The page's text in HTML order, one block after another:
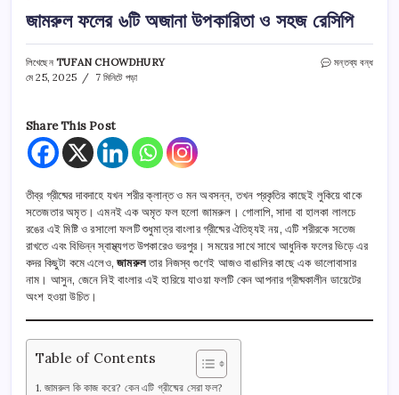
জামরুল ফলের ৬টি অজানা উপকারিতা ও সহজ রেসিপি
লিখেছেন TUFAN CHOWDHURY
মে 25, 2025
7 মিনিটে পড়া
জামরুল
মন্তব্য বন্ধ
Share This Post
তীব্র গ্রীষ্মের দাবদাহে যখন শরীর ক্লান্ত ও মন অবসন্ন, তখন প্রকৃতির কাছেই লুকিয়ে থাকে
সতেজতার অমৃত। এমনই এক অমৃত ফল হলো জামরুল। গোলাপি, সাদা বা হালকা লালচে
রঙের এই মিষ্টি ও রসালো ফলটি শুধুমাত্র বাংলার গ্রীষ্মের ঐতিহ্যই নয়, এটি শরীরকে সতেজ
রাখতে এবং বিভিন্ন স্বাস্থ্যগত উপকারেও ভরপুর। সময়ের সাথে সাথে আধুনিক ফলের ভিড়ে এর
কদর কিছুটা কমে এলেও,জামরুলতার নিজস্ব গুণেই আজও বাঙালির কাছে এক ভালোবাসার
নাম। আসুন, জেনে নিই বাংলার এই হারিয়ে যাওয়া ফলটি কেন আপনার গ্রীষ্মকালীন ডায়েটের
অংশ হওয়া উচিত।
Table of Contents
জামরুল কি কাজ করে? কেন এটি গ্রীষ্মের সেরা ফল?